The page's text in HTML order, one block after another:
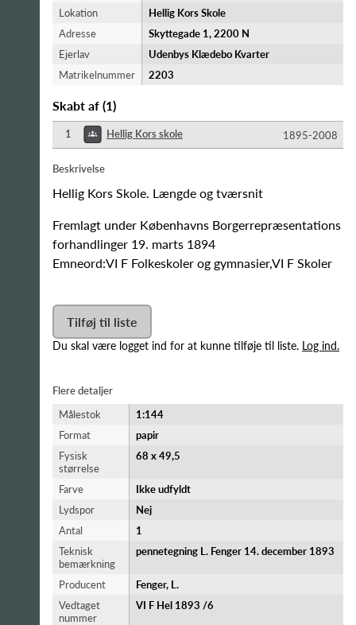
Lokation
Hellig Kors Skole
Adresse
Skyttegade 1, 2200 N
Ejerlav
Udenbys Klædebo Kvarter
Matrikelnummer
2203
Skabt af (1)
1 Hellig Kors skole 1895-​2008
Beskrivelse
Hellig Kors Skole. Længde og tværsnit
Fremlagt under Københavns Borgerrepræsentations
forhandlinger 19. marts 1894
Emneord:VI F Folkeskoler og gymnasier,VI F Skoler
Tilføj til liste
Du skal være logget ind for at kunne tilføje til liste. Log ind.
Flere detaljer
Målestok
1:144
Format
papir
Fysisk
størrelse
68 x 49,5
Farve
Ikke udfyldt
Lydspor
Nej
Antal
1
Teknisk
bemærkning
pennetegning L. Fenger 14. december 1893
Producent
Fenger, L.
Vedtaget
nummer
VI F Hel 1893 /6